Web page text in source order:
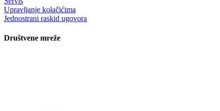
Upravljanje kolačićima
Jednostrani raskid ugovora
Društvene mreže